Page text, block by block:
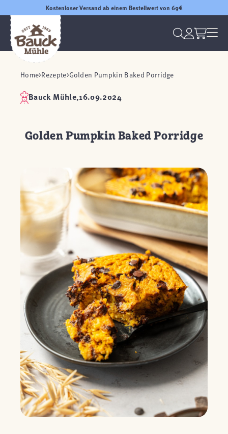
Kostenloser Versand ab einem Bestellwert von 69€
Home Rezepte Golden Pumpkin Baked Porridge
Bauck Mühle,16.09.2024
Golden Pumpkin Baked Porridge